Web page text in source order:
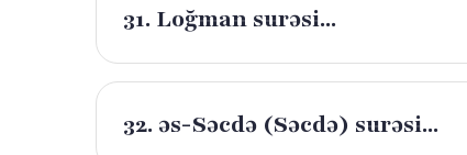
31. Loğman surəsi...
32. əs-Səcdə (Səcdə) surəsi...